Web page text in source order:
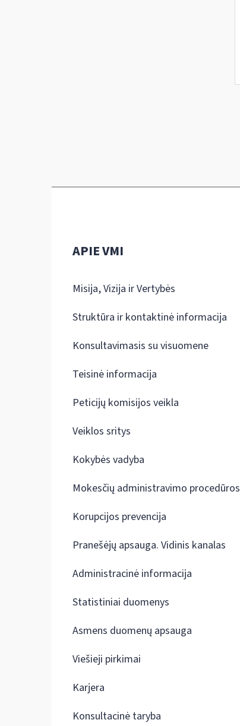
APIE VMI
Misija, Vizija ir Vertybės
Struktūra ir kontaktinė informacija
Konsultavimasis su visuomene
Teisinė informacija
Peticijų komisijos veikla
Veiklos sritys
Kokybės vadyba
Mokesčių administravimo procedūros
Korupcijos prevencija
Pranešėjų apsauga. Vidinis kanalas
Administracinė informacija
Statistiniai duomenys
Asmens duomenų apsauga
Viešieji pirkimai
Karjera
Konsultacinė taryba